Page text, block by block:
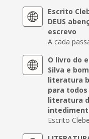
Escrito
DEUS
escrevo
A cada
O livro do
Silva e
literatura
para
literatura
Escrito